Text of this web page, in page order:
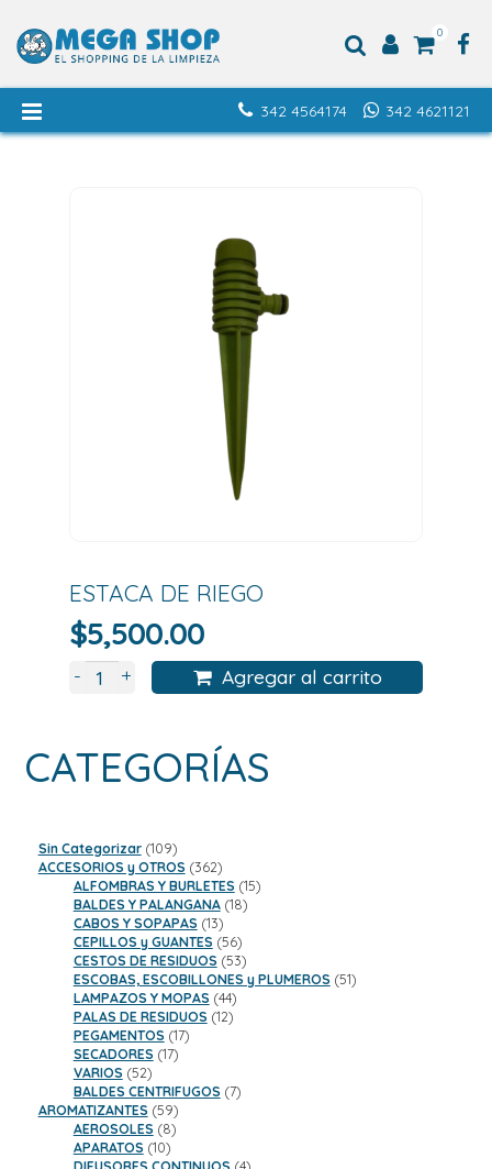
0
342 4621121
342 4564174
ESTACA DE RIEGO
$5,500.00
- + Agregar al carrito
CATEGORÍAS
Sin Categorizar 109109
productos
ACCESORIOS y OTROS 362362
productos
ALFOMBRAS Y BURLETES 1515
BALDES Y PALANGANA 1818
CABOS Y SOPAPAS 1313
productos
CEPILLOS y GUANTES 5656
productos
CESTOS DE RESIDUOS 5353
productos
ESCOBAS, ESCOBILLONES y PLUMEROS 5151
LAMPAZOS Y MOPAS 4444
productos
PALAS DE RESIDUOS 1212
PEGAMENTOS 1717
SECADORES 1717
VARIOS 5252
productos
BALDES CENTRIFUGOS 77
AROMATIZANTES 5959
productos
AEROSOLES 88
productos
APARATOS 1010
productos
4